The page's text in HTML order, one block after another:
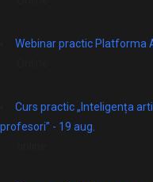
Webinar practic Platforma
Curs practic „Inteligența
profesori” - 19 aug.